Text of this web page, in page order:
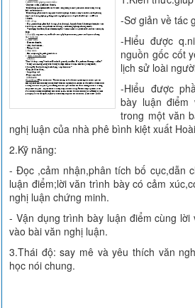
-Sơ giản về tác
-Hiểu được
nguồn gốc cốt
lịch sử loài
-Hiểu được
bày luận
trong một văn
nghị luận của nhà phê bình kiệt xuất
2.Kỹ năng:
- Đọc ,cảm nhận,phân tích bố cục,dẫn
luận điểm;lời văn trình bày có cảm
nghị luận chứng minh.
- Vận dụng trình bày luận điểm cùng lời
vào bài văn nghị luận.
3.Thái độ: say mê và yêu thích văn
học nói chung.